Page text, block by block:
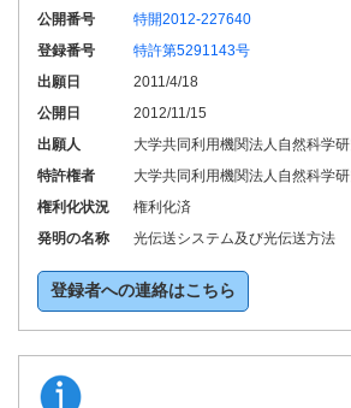
公開番号
特開2012-227640
登録番号
特許第5291143号
出願日
2011/4/18
公開日
2012/11/15
出願人
大学共同利用機関法人自然科学
特許権者
大学共同利用機関法人自然科学
権利化状況
権利化済
発明の名称
光伝送システム及び光伝送方法
登録者への連絡はこちら